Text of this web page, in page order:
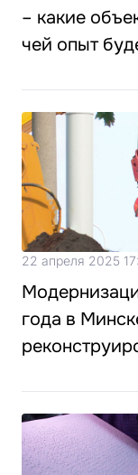
– какие
чей опыт
22 апреля 2025
года в